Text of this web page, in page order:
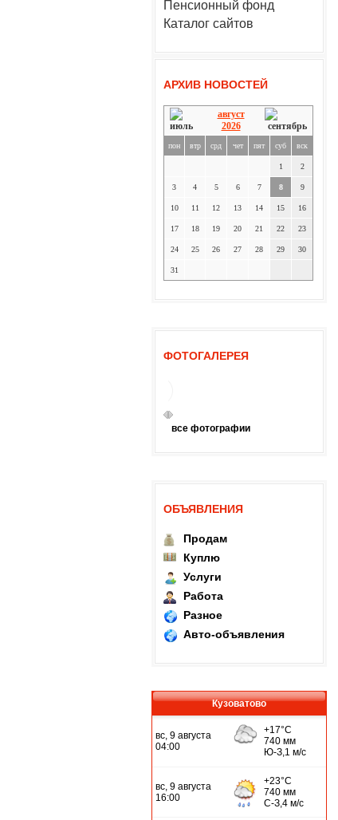
Пенсионный фонд
Каталог сайтов
АРХИВ НОВОСТЕЙ
август
2026
пон втр срд чет пят суб вск
1 2
3 4 5 6 7 8 9
10 11 12 13 14 15 16
17 18 19 20 21 22 23
24 25 26 27 28 29 30
31
ФОТОГАЛЕРЕЯ
все фотографии
ОБЪЯВЛЕНИЯ
Продам
Куплю
Услуги
Работа
Разное
Авто-объявления
Кузоватово